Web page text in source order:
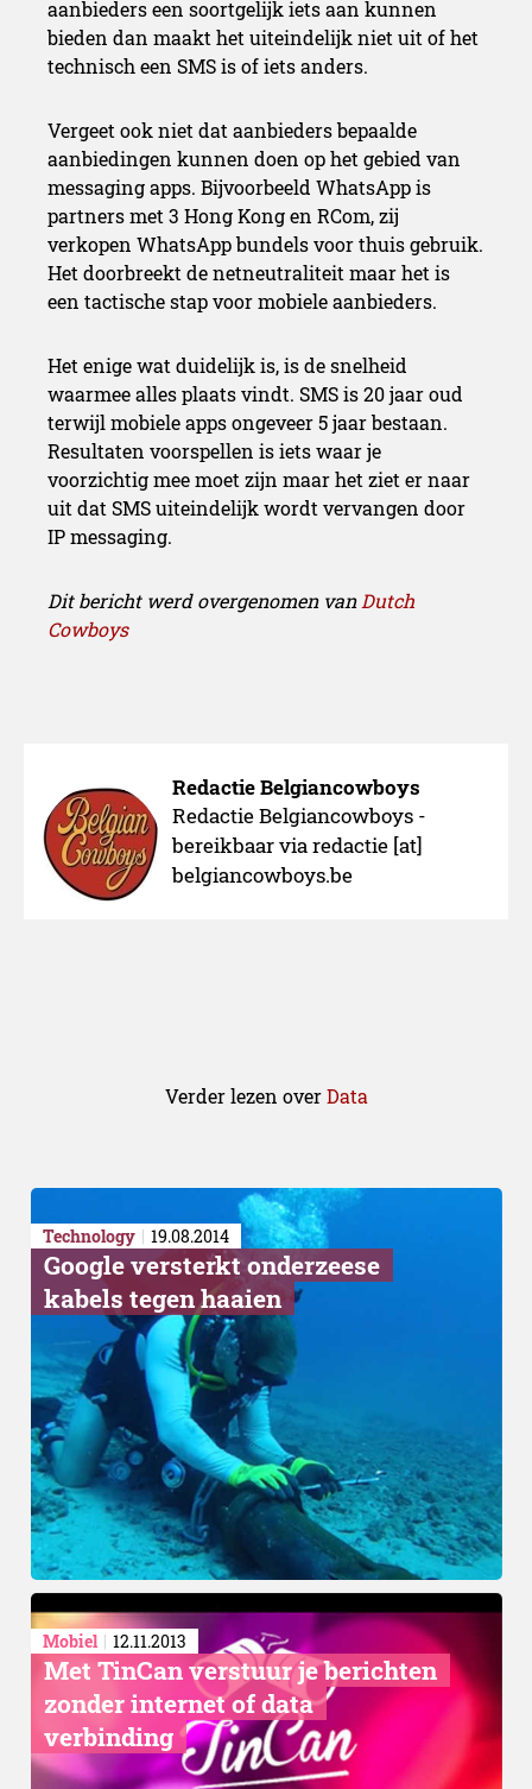
aanbieders een soortgelijk iets aan kunnen
bieden dan maakt het uiteindelijk niet uit of het
technisch een SMS is of iets anders.
Vergeet ook niet dat aanbieders bepaalde
aanbiedingen kunnen doen op het gebied van
messaging apps. Bijvoorbeeld WhatsApp is
partners met 3 Hong Kong en RCom, zij
verkopen WhatsApp bundels voor thuis gebruik.
Het doorbreekt de netneutraliteit maar het is
een tactische stap voor mobiele aanbieders.
Het enige wat duidelijk is, is de snelheid
waarmee alles plaats vindt. SMS is 20 jaar oud
terwijl mobiele apps ongeveer 5 jaar bestaan.
Resultaten voorspellen is iets waar je
voorzichtig mee moet zijn maar het ziet er naar
uit dat SMS uiteindelijk wordt vervangen door
IP messaging.
Dit bericht werd overgenomen van Dutch
Cowboys
Redactie Belgiancowboys
Redactie Belgiancowboys -
bereikbaar via redactie [at]
belgiancowboys.be
Verder lezen overData
Technology 19.08.2014
Google versterkt onderzeese
kabels tegen haaien
Mobiel 12.11.2013
Met TinCan verstuur je berichten
zonder internet of data
verbinding